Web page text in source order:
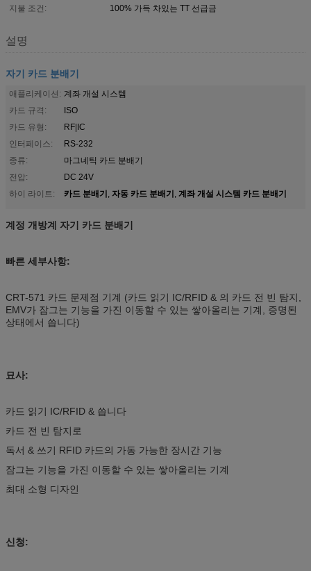
지불 조건:
100% 가득 차있는 TT 선급금
설명
자기 카드 분배기
애플리케이션: 계좌 개설 시스템
카드 규격:
ISO
카드 유형:
RF|IC
인터페이스:
RS-232
종류:
마그네틱 카드 분배기
전압:
DC 24V
하이 라이트:
카드 분배기, 자동 카드 분배기, 계좌 개설 시스템 카드 분배기
계정 개방계 자기 카드 분배기
빠른 세부사항:
CRT-571 카드 문제점 기계 (카드 읽기 IC/RFID & 의 카드 전 빈 탐지,
EMV가 잠그는 기능을 가진 이동할 수 있는 쌓아올리는 기계, 증명된
상태에서 씁니다)
묘사:
카드 읽기 IC/RFID & 씁니다
카드 전 빈 탐지로
독서 & 쓰기 RFID 카드의 가동 가능한 장시간 기능
잠그는 기능을 가진 이동할 수 있는 쌓아올리는 기계
최대 소형 디자인
신청: